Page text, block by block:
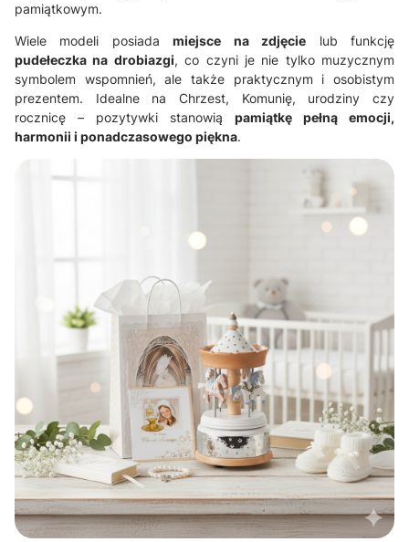
pamiątkowym.
Wiele modeli posiadamiejsce na zdjęcie lub funkcję
pudełeczka na drobiazgi, co czyni je nie tylko muzycznym
symbolem wspomnień, ale także praktycznym i osobistym
prezentem. Idealne na Chrzest, Komunię, urodziny czy
rocznicę – pozytywki stanowią pamiątkę pełną emocji,
harmonii i ponadczasowego piękna.